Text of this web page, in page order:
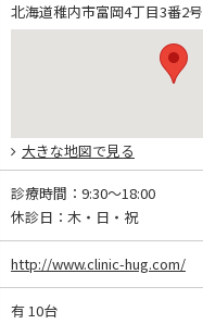
北海道稚内市富岡4丁目3番2号
大きな地図で見る
診療時間： 9:30～18:00
休診日： 木・日・祝
http://www.clinic-hug.com/
有 10台